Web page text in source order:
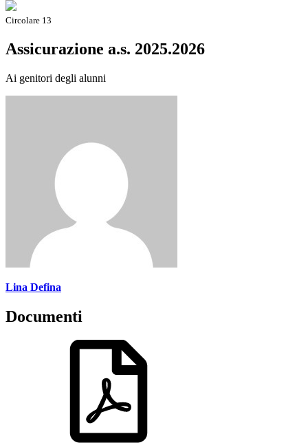
Circolare 13
Assicurazione a.s. 2025.2026
Ai genitori degli alunni
Lina Defina
Documenti